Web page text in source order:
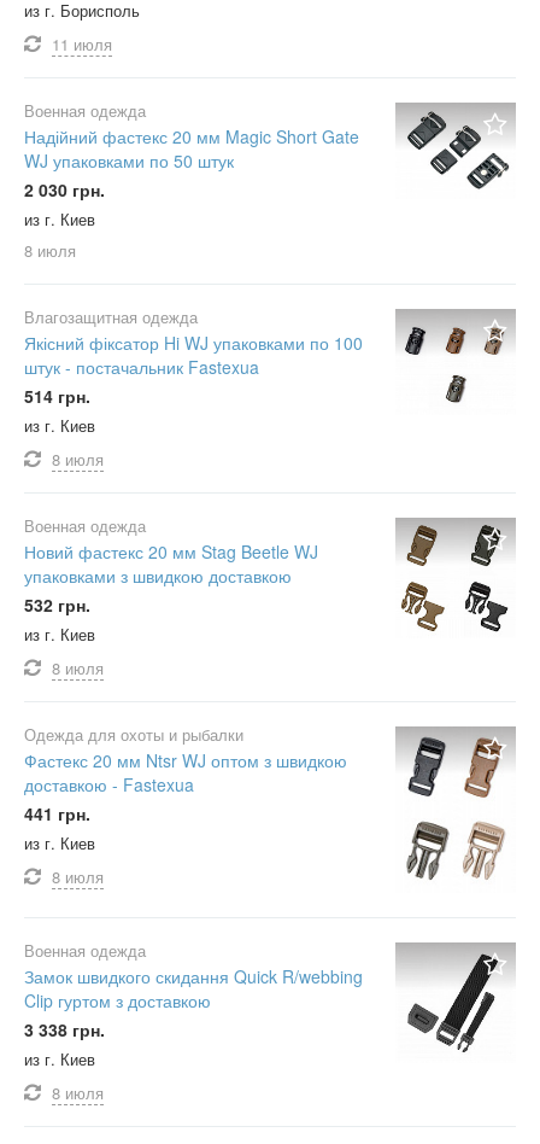
из г. Борисполь
11 июля
Военная одежда
Надійний фастекс 20 мм Magic Short Gate
WJ упаковками по 50 штук
2 030 грн.
из г. Киев
8 июля
Влагозащитная одежда
Якісний фіксатор Hi WJ упаковками по 100
штук - постачальник Fastexua
514 грн.
из г. Киев
8 июля
Военная одежда
Новий фастекс 20 мм Stag Beetle WJ
упаковками з швидкою доставкою
532 грн.
из г. Киев
8 июля
Одежда для охоты и рыбалки
Фастекс 20 мм Ntsr WJ оптом з швидкою
доставкою - Fastexua
441 грн.
из г. Киев
8 июля
Военная одежда
Замок швидкого скидання Quick R/webbing
Clip гуртом з доставкою
3 338 грн.
из г. Киев
8 июля